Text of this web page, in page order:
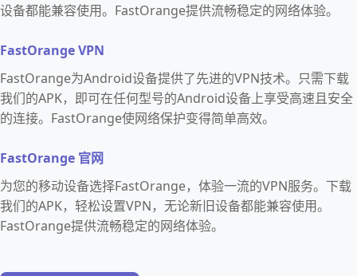
设备都能兼容使用。FastOrange提供流畅稳定的网络体验。
FastOrange VPN
FastOrange为Android设备提供了先进的VPN技术。只需下载
我们的APK，即可在任何型号的Android设备上享受高速且安全
的连接。FastOrange使网络保护变得简单高效。
FastOrange 官网
为您的移动设备选择FastOrange，体验一流的VPN服务。下载
我们的APK，轻松设置VPN，无论新旧设备都能兼容使用。
FastOrange提供流畅稳定的网络体验。